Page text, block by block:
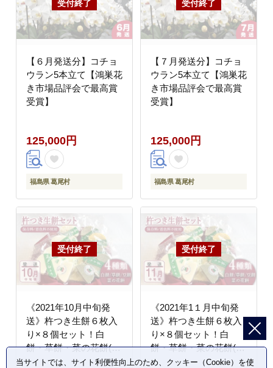
【６月発送分】コチョ
ウラン5本立て【鴻巣花
き市場品評会で最高賞
受賞】
125,000円
福島県 葛尾村
【７月発送分】コチョ
ウラン5本立て【鴻巣花
き市場品評会で最高賞
受賞】
125,000円
福島県 葛尾村
《2021年10月中旬発
送》杵つき生餅６枚入
り×８個セット！白
餅・草餅・菜の花餅(カ
ボチャ餅)・豆餅【４種
《2021年1１月中旬発
送》杵つき生餅６枚入
り×８個セット！白
餅・草餅・菜の花餅(カ
ボチャ餅)・豆餅【４種
当サイトでは、サイト利便性向上のため、クッキー（Cookie）を使